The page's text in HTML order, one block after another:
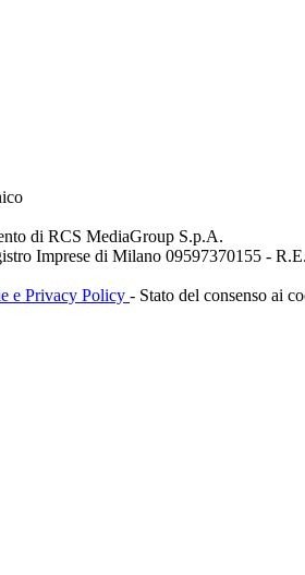
di RCS MediaGroup S.p.A.
Imprese di Milano 09597370155 -
e Privacy Policy - Stato del consenso ai